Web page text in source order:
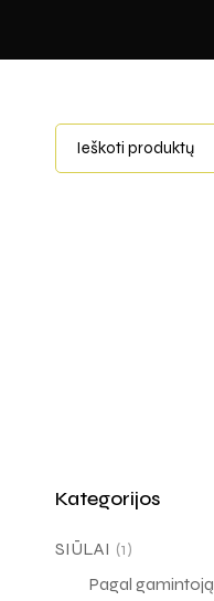
Kategorijos
SIŪLAI (1)
Pagal gamintoją